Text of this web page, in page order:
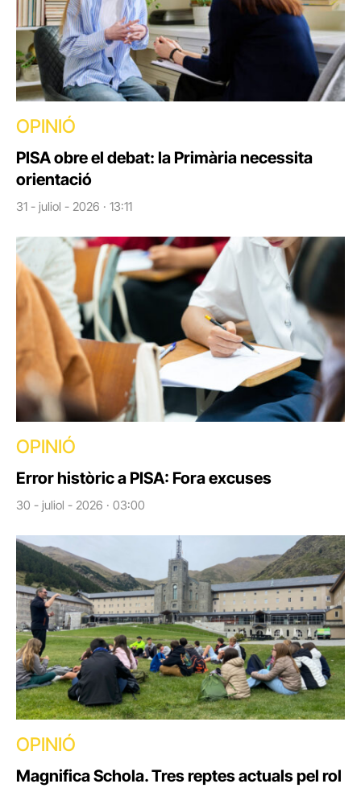
OPINIÓ
PISA obre el debat: la Primària necessita
orientació
31 - juliol - 2026 · 13:11
OPINIÓ
Error històric a PISA: Fora excuses
30 - juliol - 2026 · 03:00
OPINIÓ
Magnifica Schola. Tres reptes actuals pel rol